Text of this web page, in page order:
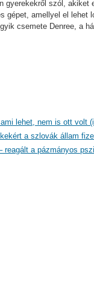
gyerekekről szól,
amellyel el
csemete Denree, a
lehet, nem is ott volt
a szlovák állam
a pázmányos